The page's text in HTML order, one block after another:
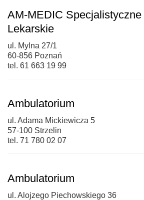
AM-MEDIC
Lekarskie
ul. Mylna 27/1
60-856 Poznań
tel. 61 663 19 99
Ambulatorium
ul. Adama Mickiewicza 5
57-100 Strzelin
tel. 71 780 02 07
Ambulatorium
ul. Alojzego Piechowskiego 36